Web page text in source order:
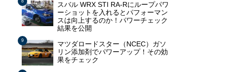
スバル WRX STI RA-Rにループパワ
ーショットを入れるとパフォーマン
スは向上するのか！パワーチェック
結果を公開
マツダロードスター（NCEC）ガソ
リン添加剤でパワーアップ！その効
果をチェック